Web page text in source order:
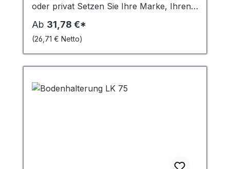
oder privat Setzen Sie Ihre Marke, Ihren
Verein oder Ihr Event eindrucksvoll in
Szene: Mit einer individuell bedruckten
Fahne 120 x 300 cm im Hochformat
schaffen Sie maximale Sichtbarkeit – ideal
für Fahnenmasten mit Auslegerstange ab
6 Metern Höhe. Diese Größe ist die
meistverkaufte Standardgröße für
Individueller Fahnen-Druck – brillante
Ab 31,78 €*
(26,71 € Netto)